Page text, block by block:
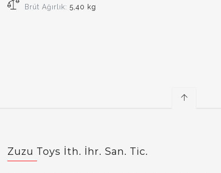
Brüt Ağırlık: 5,40 kg
Zuzu Toys İth. İhr. San. Tic.